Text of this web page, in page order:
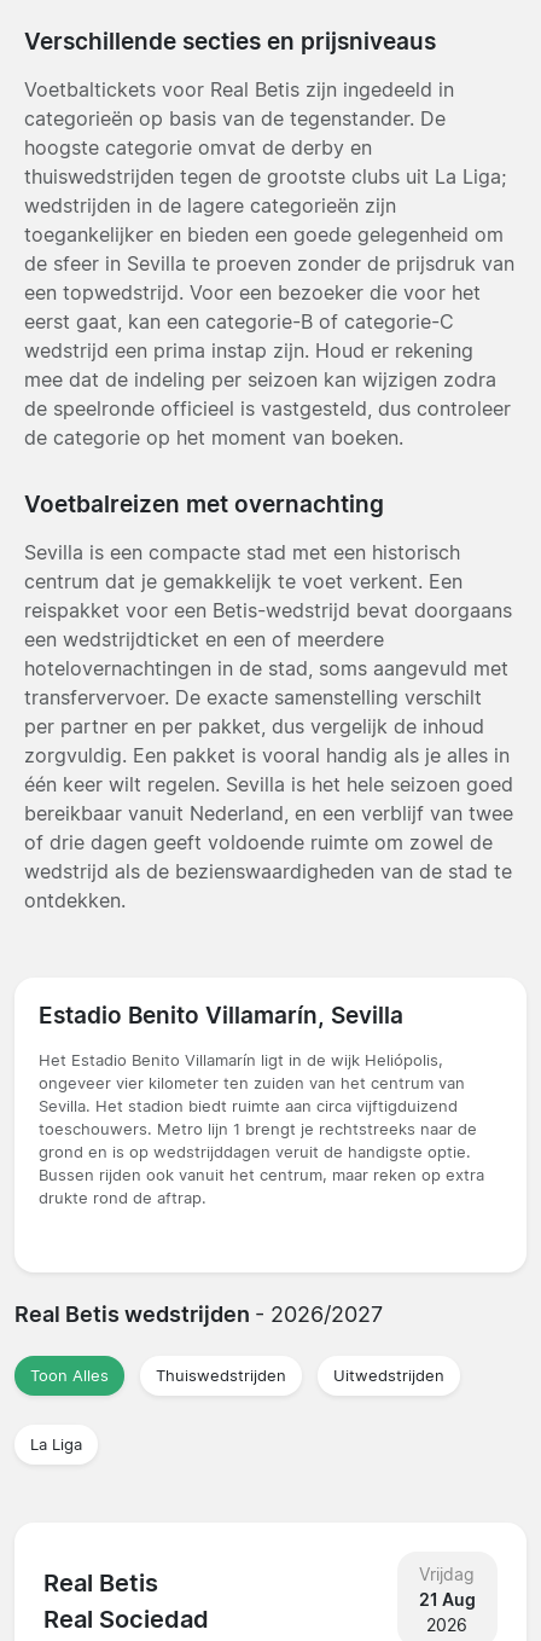
Verschillende secties en prijsniveaus
Voetbaltickets voor Real Betis zijn ingedeeld in
categorieën op basis van de tegenstander. De
hoogste categorie omvat de derby en
thuiswedstrijden tegen de grootste clubs uit La Liga;
wedstrijden in de lagere categorieën zijn
toegankelijker en bieden een goede gelegenheid om
de sfeer in Sevilla te proeven zonder de prijsdruk van
een topwedstrijd. Voor een bezoeker die voor het
eerst gaat, kan een categorie-B of categorie-C
wedstrijd een prima instap zijn. Houd er rekening
mee dat de indeling per seizoen kan wijzigen zodra
de speelronde officieel is vastgesteld, dus controleer
de categorie op het moment van boeken.
Voetbalreizen met overnachting
Sevilla is een compacte stad met een historisch
centrum dat je gemakkelijk te voet verkent. Een
reispakket voor een Betis-wedstrijd bevat doorgaans
een wedstrijdticket en een of meerdere
hotelovernachtingen in de stad, soms aangevuld met
transfervervoer. De exacte samenstelling verschilt
per partner en per pakket, dus vergelijk de inhoud
zorgvuldig. Een pakket is vooral handig als je alles in
één keer wilt regelen. Sevilla is het hele seizoen goed
bereikbaar vanuit Nederland, en een verblijf van twee
of drie dagen geeft voldoende ruimte om zowel de
wedstrijd als de bezienswaardigheden van de stad te
ontdekken.
Estadio Benito Villamarín, Sevilla
Het Estadio Benito Villamarín ligt in de wijk Heliópolis,
ongeveer vier kilometer ten zuiden van het centrum van
Sevilla. Het stadion biedt ruimte aan circa vijftigduizend
toeschouwers. Metro lijn 1 brengt je rechtstreeks naar de
grond en is op wedstrijddagen veruit de handigste optie.
Bussen rijden ook vanuit het centrum, maar reken op extra
drukte rond de aftrap.
Real Betis wedstrijden - 2026/2027
Toon Alles Thuiswedstrijden Uitwedstrijden
La Liga
Real Betis
Real Sociedad
Vrijdag
21 Aug
2026